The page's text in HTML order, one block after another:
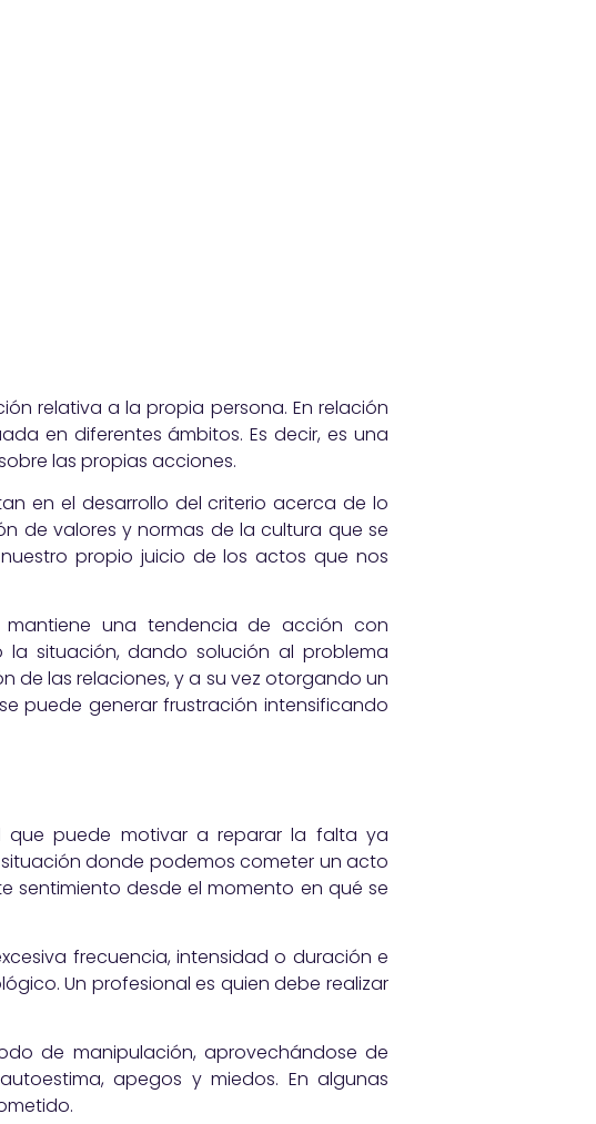
relativa a la propia persona. En relación
en diferentes ámbitos. Es decir, es una
las propias acciones.
en el desarrollo del criterio acerca de lo
de valores y normas de la cultura que se
propio juicio de los actos que nos
una tendencia de acción con
situación, dando solución al problema
de las relaciones, y a su vez otorgando un
puede generar frustración intensificando
que puede motivar a reparar la falta ya
donde podemos cometer un acto
sentimiento desde el momento en qué se
frecuencia, intensidad o duración e
Un profesional es quien debe realizar
de manipulación, aprovechándose de
apegos y miedos. En algunas